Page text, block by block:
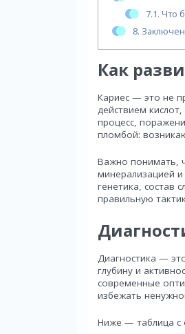
7.1. Что
8.
Как
Кариес — это не
действием
процесс,
пломбой:
Важно понимать,
минерализацией
генетика, состав
правильную
Диагностика —
глубину и
современные
избежать
Ниже — таблица с